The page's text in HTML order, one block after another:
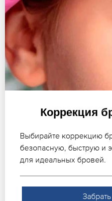
Коррекция
Выбирайте коррекцию
безопасную, быструю и
для идеальных бровей.